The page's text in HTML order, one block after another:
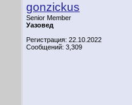
gonzickus
Senior Member
Уазовед
Регистрация: 22.10.2022
Сообщений: 3,309